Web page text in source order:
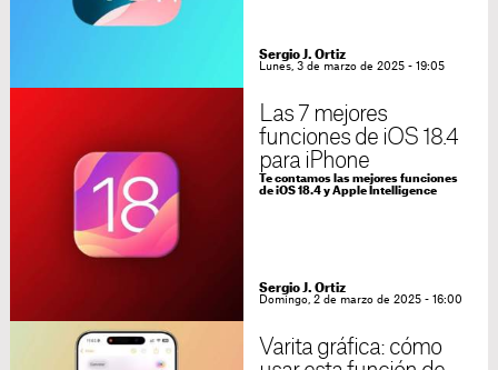
Sergio J. Ortiz
Lunes, 3 de marzo de 2025 - 19:05
Las 7 mejores
funciones de iOS 18.4
para iPhone
Te contamos las mejores funciones
de iOS 18.4 y Apple Intelligence
Sergio J. Ortiz
Domingo, 2 de marzo de 2025 - 16:00
Varita gráfica: cómo